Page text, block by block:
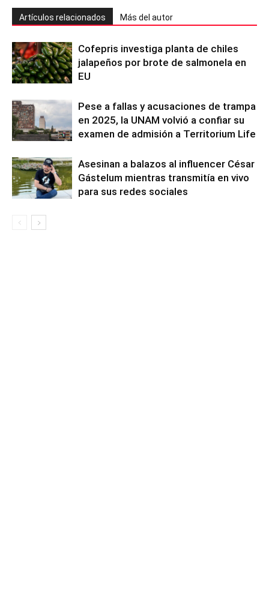
Artículos relacionados Más del autor
Cofepris investiga planta de chiles
jalapeños por brote de salmonela en
EU
Pese a fallas y acusaciones de trampa
en 2025, la UNAM volvió a confiar su
examen de admisión a Territorium Life
Asesinan a balazos al influencer César
Gástelum mientras transmitía en vivo
para sus redes sociales